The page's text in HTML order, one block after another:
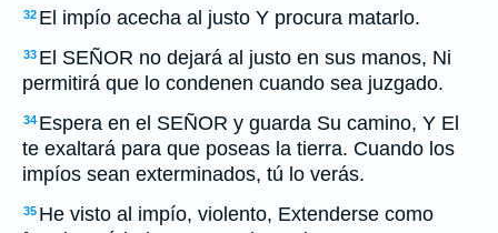
32 El impío acecha al justo Y procura matarlo.
33 El SEÑOR no dejará al justo en sus manos, Ni
permitirá que lo condenen cuando sea juzgado.
34 Espera en el SEÑOR y guarda Su camino, Y El
te exaltará para que poseas la tierra. Cuando los
impíos sean exterminados, tú lo verás.
35 He visto al impío, violento, Extenderse como